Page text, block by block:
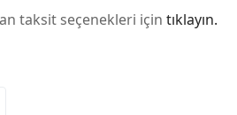
taksit seçenekleri için tıklayın.